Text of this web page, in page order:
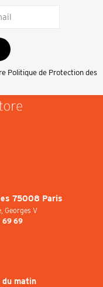
Politique de Protection des
75008 Paris
Georges V
69 69
matin